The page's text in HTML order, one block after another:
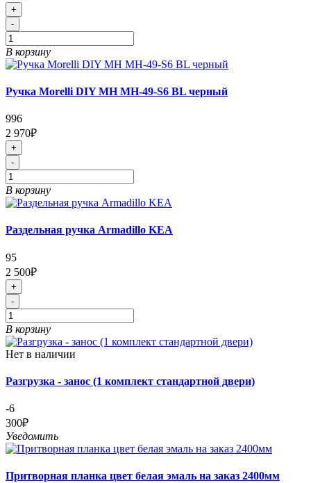
+
-
В корзину
Ручка Morelli DIY MH MH-49-S6 BL черный
996
2 970₽
+
-
В корзину
Раздельная ручка Armadillo KEA
95
2 500₽
+
-
В корзину
Нет в наличии
Разгрузка - занос (1 комплект стандартной двери)
-6
300₽
Уведомить
Притворная планка цвет белая эмаль на заказ 2400мм